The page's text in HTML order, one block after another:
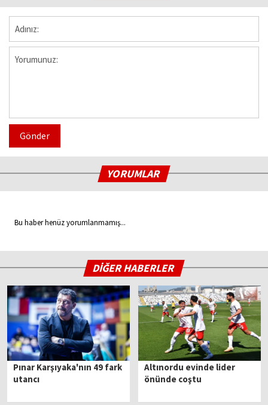
Gönder
YORUMLAR
Bu haber henüz yorumlanmamış...
DİĞER HABERLER
Pınar Karşıyaka'nın 49 fark
utancı
Altınordu evinde lider
önünde coştu